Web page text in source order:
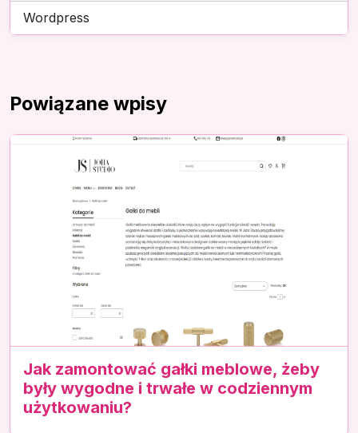
Wordpress
Powiązane wpisy
Jak zamontować gałki meblowe, żeby
były wygodne i trwałe w codziennym
użytkowaniu?